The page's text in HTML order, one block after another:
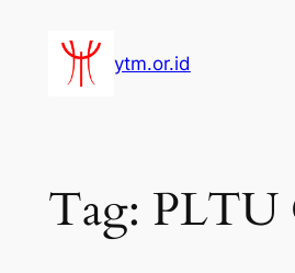
konten
ytm.or.id
Tag: PLTU